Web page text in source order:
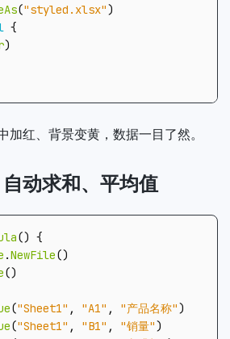
("styled.xlsx")
{
)
加红、背景变黄，数据一目了然。
动求和、平均值
() {
.NewFile()
()
("Sheet1" , "A1" , "产品名称")
("Sheet1" , "B1" , "销量")